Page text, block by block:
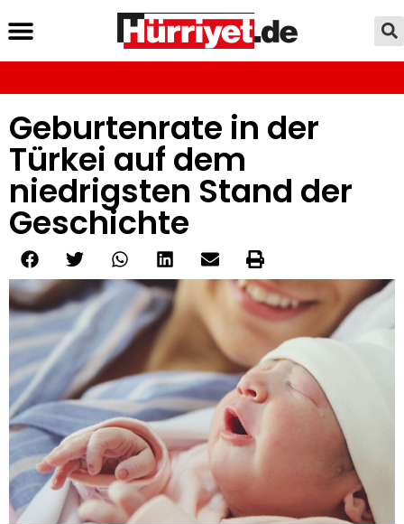
Geburtenrate in der
Türkei auf dem
niedrigsten Stand der
Geschichte